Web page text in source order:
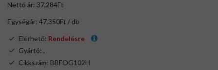
Nettó ár: 37,284Ft
Egységár: 47,350Ft / db
Elérhető: Rendelésre
Gyártó: .
Cikkszám: BBFOG102H